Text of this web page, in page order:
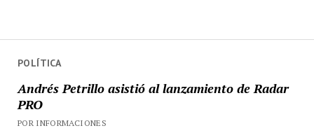
POLÍTICA
Andrés Petrillo asistió al lanzamiento de Radar
PRO
POR INFORMACIONES